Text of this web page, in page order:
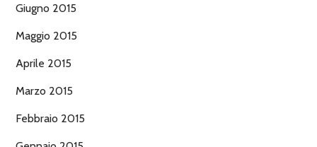
Giugno 2015
Maggio 2015
Aprile 2015
Marzo 2015
Febbraio 2015